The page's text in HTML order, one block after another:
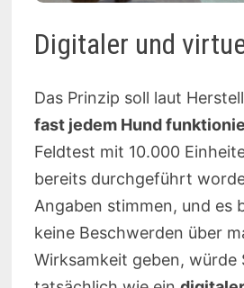
Digitaler und
Das Prinzip soll laut
fast jedem Hund
Feldtest mit 10.000
bereits durchgeführt
Angaben stimmen, und es
keine Beschwerden über
Wirksamkeit geben, würde